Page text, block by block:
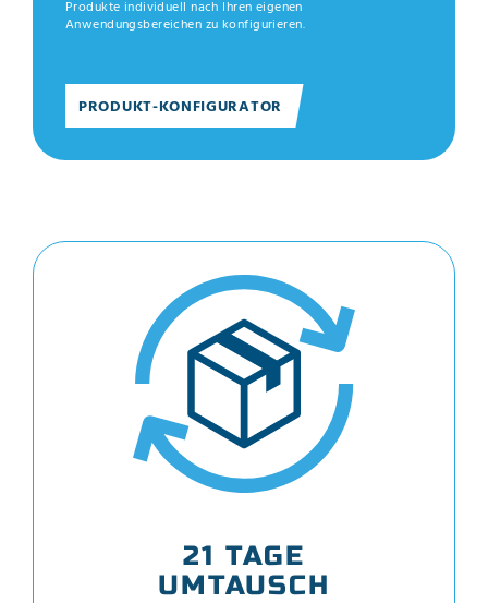
Produkte individuell nach Ihren eigenen
Anwendungsbereichen zu konfigurieren.
PRODUKT-KONFIGURATOR
21 TAGE
UMTAUSCH